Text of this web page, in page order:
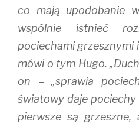
co mają upodobanie
wspólnie istnieć
pociechami grzesznymi
mówi o tym Hugo.
on – „sprawia
światowy daje pociechy
pierwsze są